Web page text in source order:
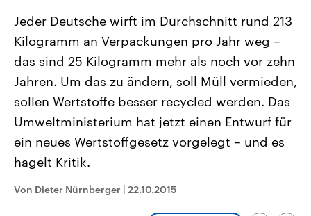
USA
Aktuelle Beiträge, Analysen und
Hintergründe
Wirtschaftlich und militärisch
gehören die Vereinigten Staaten zu
den mächtigsten Ländern der Erde,
mit großem Einfluss auf das
Nahostkonflikt
Aktuelle Lage und
Der Überfall der
Terrororganisation Hamas
Oktober 2023 auf Israel
Region wieder die Gewalt
Israel möchte die Hamas
Libanon vom Iran
Sendungen
Jeder Deutsche wirft im Durchschnitt rund 213
Kilogramm an Verpackungen pro Jahr weg –
das sind 25 Kilogramm mehr als noch vor zehn
Jahren. Um das zu ändern, soll Müll vermieden,
sollen Wertstoffe besser recycled werden. Das
Umweltministerium hat jetzt einen Entwurf für
ein neues Wertstoffgesetz vorgelegt – und es
hagelt Kritik.
Von Dieter Nürnberger | 22.10.2015